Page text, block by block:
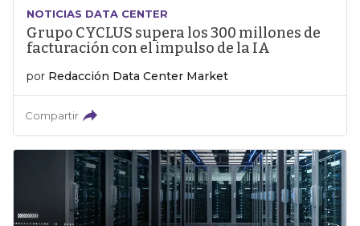
NOTICIAS DATA CENTER
Grupo CYCLUS supera los 300 millones de
facturación con el impulso de la IA
por Redacción Data Center Market
Compartir